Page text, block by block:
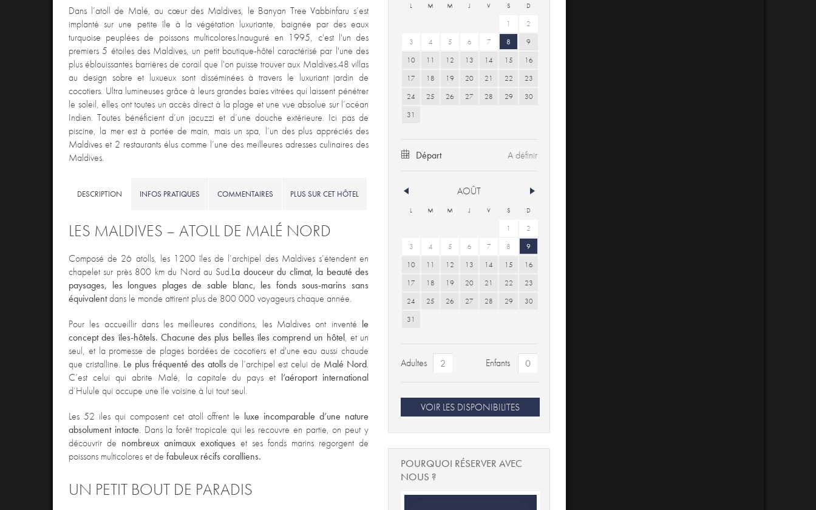
Dans l’atoll de Malé, au cœur des Maldives, le Banyan Tree Vabbinfaru s’est
implanté sur une petite île à la végétation luxuriante, baignée par des eaux
turquoise peuplées de poissons multicolores.Inauguré en 1995, c'est l'un des
premiers 5 étoiles des Maldives, un petit boutique-hôtel caractérisé par l'une des
plus éblouissantes barrières de corail que l'on puisse trouver aux Maldives.48 villas
au design sobre et luxueux sont disséminées à travers le luxuriant jardin de
cocotiers. Ultra lumineuses grâce à leurs grandes baies vitrées qui laissent pénétrer
le soleil, elles ont toutes un accès direct à la plage et une vue absolue sur l’océan
Indien. Toutes bénéficient d’un jacuzzi et d’une douche extérieure. Ici pas de
piscine, la mer est à portée de main, mais un spa, l’un des plus appréciés des
Maldives et 2 restaurants élus comme l’une des meilleures adresses culinaires des
Maldives.
DESCRIPTION INFOS PRATIQUES COMMENTAIRES PLUS SUR CET HÔTEL
LES MALDIVES – ATOLL DE MALÉ NORD
Composé de 26 atolls, les 1200 îles de l’archipel des Maldives s’étendent en
chapelet sur près 800 km du Nord au Sud.La douceur du climat, la beauté des
paysages, les longues plages de sable blanc, les fonds sous-marins sans
équivalentdans le monde attirent plus de 800 000 voyageurs chaque année.
Pour les accueillir dans les meilleures conditions, les Maldives ont inventé le
concept des îles-hôtels. Chacune des plus belles îles comprend un hôtel, et un
seul, et la promesse de plages bordées de cocotiers et d'une eau aussi chaude
que cristalline. Le plus fréquenté des atolls de l’archipel est celui de Malé Nord.
C’est celui qui abrite Malé, la capitale du pays et l’aéroport international
d’Hulule qui occupe une île voisine à lui tout seul.
Les 52 iles qui composent cet atoll offrent le luxe incomparable d’une nature
absolument intacte. Dans la forêt tropicale qui les recouvre en partie, on peuty
découvrir de nombreux animaux exotiques et ses fonds marins regorgent de
poissons multicolores et de fabuleux récifs coralliens.
UN PETIT BOUT DE PARADIS
L M M J V S D
1
2
3
4 5 6 7 8
9
10
11 12 13 14 15
16
17
18 19 20 21 22
23
24
25 26 27 28 29
30
31
Départ
AOÛT
L M M J V S D
1
2
3
4 5 6 7 8
9
10
11 12 13 14 15
16
17
18 19 20 21 22
23
24
25 26 27 28 29
30
31
Adultes Enfants
VOIR LES DISPONIBILITES
POURQUOI RÉSERVER AVEC
NOUS ?